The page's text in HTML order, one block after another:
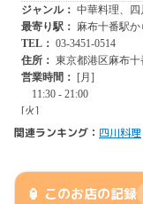
関連ランキング： 四川料理
🏮 このお店の記録